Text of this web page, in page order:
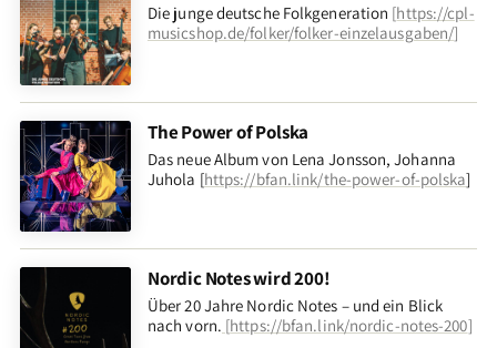
Die junge deutsche Folkgeneration [https://cpl-
musicshop.de/folker/folker-einzelausgaben/]
The Power of Polska
Das neue Album von Lena Jonsson, Johanna
Juhola [https://bfan.link/the-power-of-polska]
Nordic Notes wird 200!
Über 20 Jahre Nordic Notes – und ein Blick
nach vorn. [https://bfan.link/nordic-notes-200]